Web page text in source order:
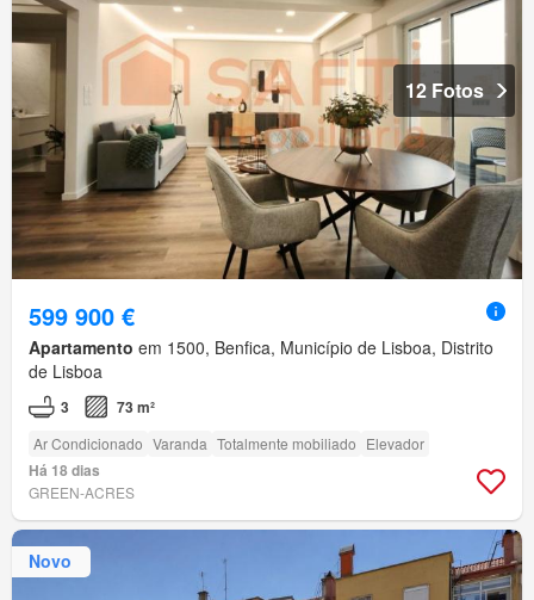
12 Fotos
599 900 €
Apartamento em 1500, Benfica, Município de Lisboa, Distrito
de Lisboa
3 73 m²
Ar Condicionado Varanda Totalmente mobiliado Elevador
Há 18 dias
GREEN-ACRES
Novo